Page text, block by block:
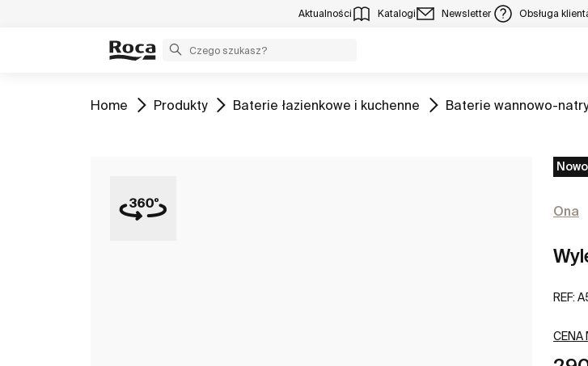
Aktualności Katalogi Newsletter Obsługa
Zobacz
Home Zobacz
Produkty Zobacz
Baterie łazienkowe i kuchenne Zobacz
Baterie wannowo-
Ona
REF:
CENA